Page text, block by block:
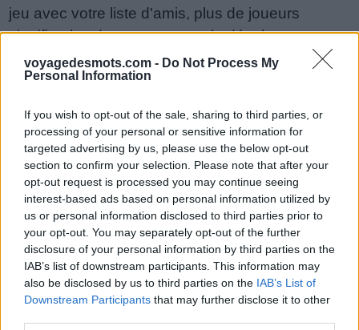
voyagedesmots.com - Do Not Process My
Personal Information
If you wish to opt-out of the sale, sharing to third parties, or
processing of your personal or sensitive information for
targeted advertising by us, please use the below opt-out
section to confirm your selection. Please note that after your
opt-out request is processed you may continue seeing
interest-based ads based on personal information utilized by
us or personal information disclosed to third parties prior to
your opt-out. You may separately opt-out of the further
disclosure of your personal information by third parties on the
IAB’s list of downstream participants. This information may
also be disclosed by us to third parties on the IAB’s List of
Downstream Participants that may further disclose it to other
jeu avec votre liste d'amis, plus de joueurs
signifie plus de revenus pour le développeur,
alors aidez-le à grandir. Vous n'arrivez toujours
pas à trouver un niveau spécifique ? Laissez un
qu'heureux de vous aider !
Réponses mises à jour : 2018-06-29
Entrez toutes les lettres ou le
numéro de niveau :
Entrez
toutes
les
lettres
ou
Recherche
Recherche par mot connu. Entrez un
mot :